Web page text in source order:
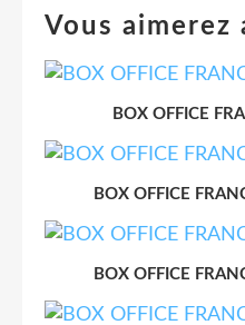
Vous aimerez
BOX OFFICE
BOX OFFICE
BOX OFFICE